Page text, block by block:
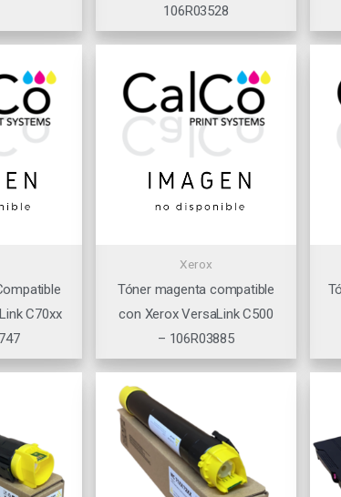
106R03528
C70xx
Xerox
Tóner magenta compatible
con Xerox VersaLink C500
– 106R03885